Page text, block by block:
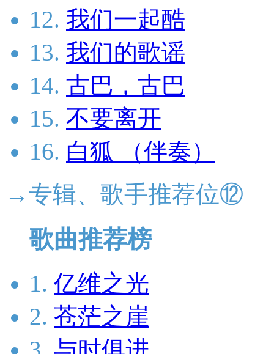
12. 我们一起酷
13. 我们的歌谣
14. 古巴，古巴
15. 不要离开
16. 白狐 （伴奏）
→专辑、歌手推荐位⑫
歌曲推荐榜
1. 亿维之光
2. 苍茫之崖